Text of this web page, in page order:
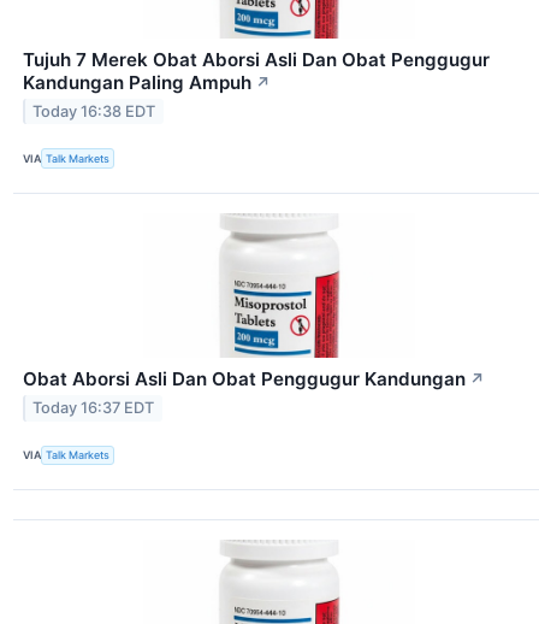
Tujuh 7 Merek Obat Aborsi Asli Dan Obat Penggugur
Kandungan Paling Ampuh ↗
Today 16:38 EDT
VIA Talk Markets
Obat Aborsi Asli Dan Obat Penggugur Kandungan ↗
Today 16:37 EDT
VIA Talk Markets